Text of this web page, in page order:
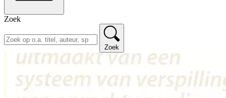
Zoek
Zoek